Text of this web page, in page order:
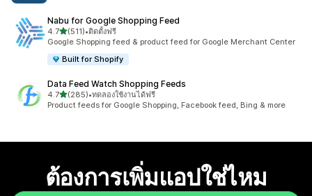
Nabu for Google Shopping Feed
4.7เต็ม 5 ดาว
(511)
ทั้งหมด 511 รีวิว
•ติดตั้งฟรี
Google Shopping feed & product feed for Google Merchant Center
Built for Shopify
Data Feed Watch Shopping Feeds
4.7เต็ม 5 ดาว
(285)
ทั้งหมด 285 รีวิว
•ทดลองใช้งานได้ฟรี
Product feeds for Google Shopping, Facebook feed, Bing & more
ต้องการเพิ่มแอปใช่ไหม